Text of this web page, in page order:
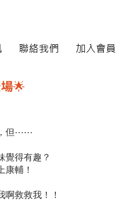
聯絡我們 加入會員
🌟
但⋯⋯
覺得有趣？
輔！
救救我！！